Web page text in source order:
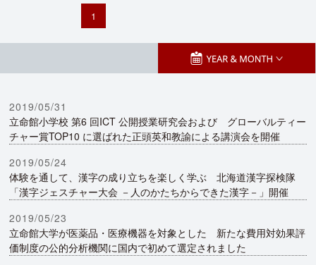
1
2019/05/31
立命館小学校 第6 回ICT 公開授業研究会および グローバルティー
チャー賞TOP10 に選ばれた正頭英和教諭による講演会を開催
2019/05/24
体験を通して、漢字の成り立ちを楽しく学ぶ 北海道漢字探検隊
「漢字ジェスチャー大会 －人のかたちからできた漢字－」開催
2019/05/23
立命館大学が医薬品・医療機器を対象とした 新たな費用対効果評
価制度の公的分析機関に国内で初めて選定されました